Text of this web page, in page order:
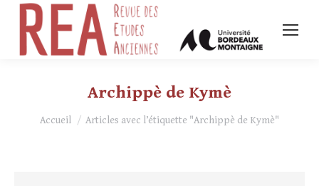
Archippè de Kymè
Vous êtes ici :
Accueil Articles avec l’étiquette "Archippè de Kymè"